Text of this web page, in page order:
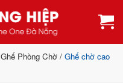
Ghế Phòng Chờ / Ghế chờ cao